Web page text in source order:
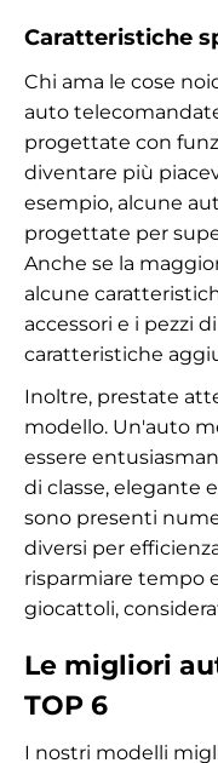
Caratteristiche
Chi ama le cose
auto
progettate con
diventare più
esempio, alcune
progettate per
Anche se la
alcune
accessori e i pezzi
caratteristiche
Inoltre, prestate
modello. Un'auto
essere
di classe, elegante
sono presenti
diversi per
risparmiare tempo
giocattoli,
Le migliori
TOP 6
I nostri modelli